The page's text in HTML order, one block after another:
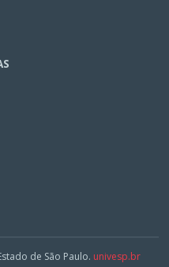
de São Paulo. univesp.br